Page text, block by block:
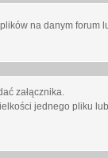
na danym forum
załącznika.
jednego pliku